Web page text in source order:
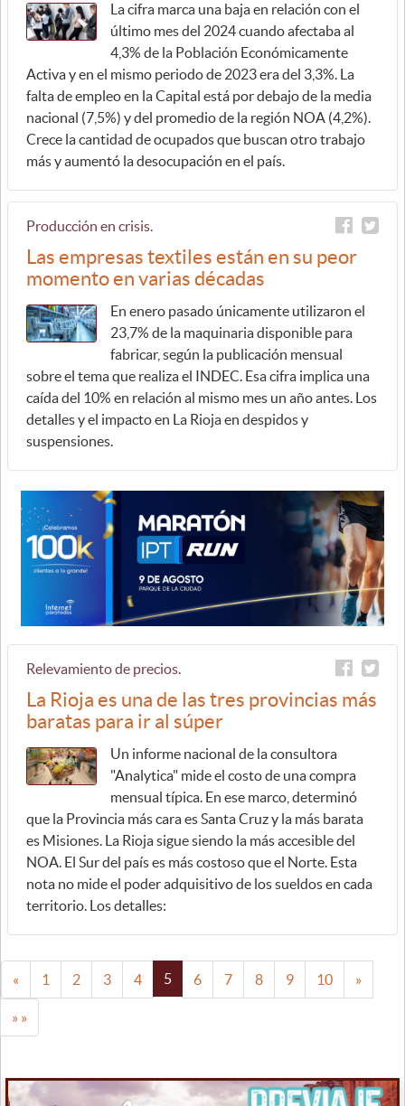
La cifra marca una baja en relación con el
último mes del 2024 cuando afectaba al
4,3% de la Población Económicamente
Activa y en el mismo periodo de 2023 era del 3,3%. La
falta de empleo en la Capital está por debajo de la media
nacional (7,5%) y del promedio de la región NOA (4,2%).
Crece la cantidad de ocupados que buscan otro trabajo
más y aumentó la desocupación en el país.
Producción en crisis.
Las empresas textiles están en su peor
momento en varias décadas
En enero pasado únicamente utilizaron el
23,7% de la maquinaria disponible para
fabricar, según la publicación mensual
sobre el tema que realiza el INDEC. Esa cifra implica una
caída del 10% en relación al mismo mes un año antes. Los
detalles y el impacto en La Rioja en despidos y
suspensiones.
Relevamiento de precios.
La Rioja es una de las tres provincias más
baratas para ir al súper
Un informe nacional de la consultora
"Analytica" mide el costo de una compra
mensual típica. En ese marco, determinó
que la Provincia más cara es Santa Cruz y la más barata
es Misiones. La Rioja sigue siendo la más accesible del
NOA. El Sur del país es más costoso que el Norte. Esta
nota no mide el poder adquisitivo de los sueldos en cada
territorio. Los detalles:
« 1 2 3 4 5 6 7 8 9 10 »
» »